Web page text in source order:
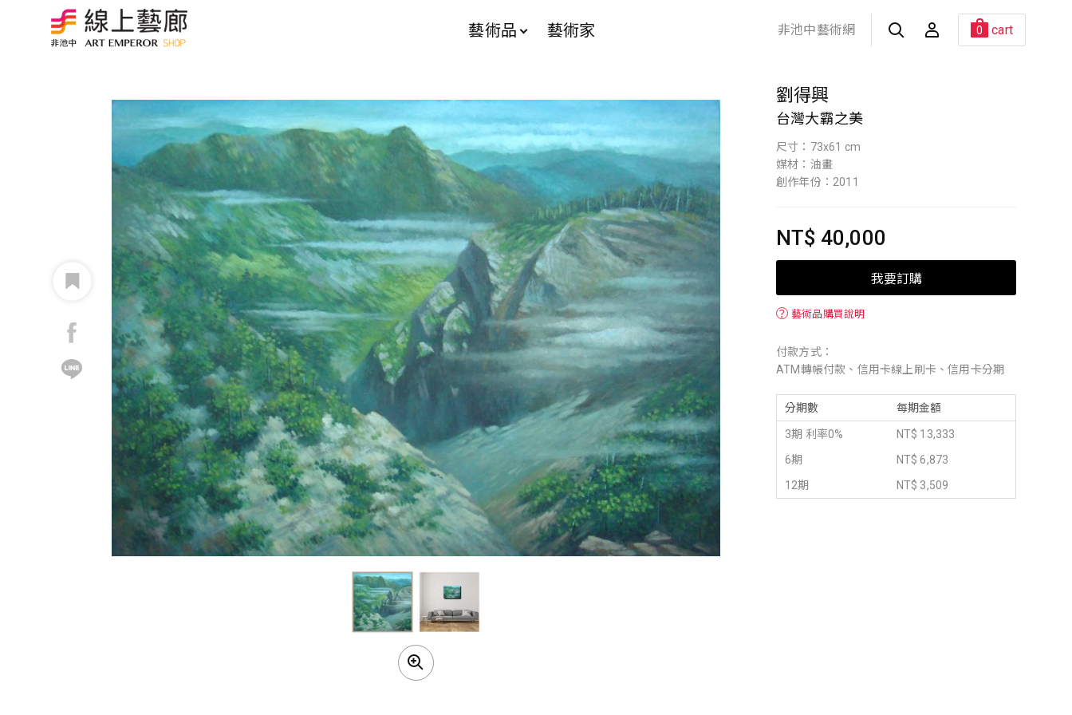
藝術品 藝術家 非池中藝術網 0 cart
劉得興
台灣大霸之美
尺寸：73x61 cm
媒材：油畫
創作年份：2011
NT$ 40,000
我要訂購
？ 藝術品購買說明
付款方式：
ATM轉帳付款、信用卡線上刷卡、信用卡分期
分期數 每期金額
3期 利率0%
NT$ 13,333
6期
NT$ 6,873
12期
NT$ 3,509